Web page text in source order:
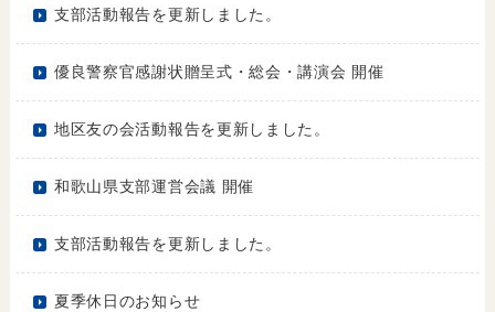
支部活動報告を更新しました。
優良警察官感謝状贈呈式・総会・講演会 開催
地区友の会活動報告を更新しました。
和歌山県支部運営会議 開催
支部活動報告を更新しました。
夏季休日のお知らせ